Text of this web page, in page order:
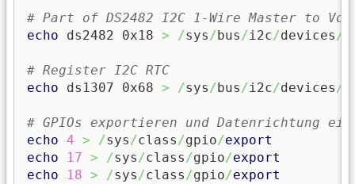
# Part of DS2482 I2C 1-Wire Master to
echo ds2482 0x18 > /sys/ bus/i2c/devices/
# Register I2C RTC
echo ds1307 0x68 > /sys/ bus/i2c/devices/
# GPIOs exportieren und Datenrichtung
echo 4 > /sys/class/gpio/export
echo
17 > /sys/class/gpio/export
echo
18 > /sys/class/gpio/export